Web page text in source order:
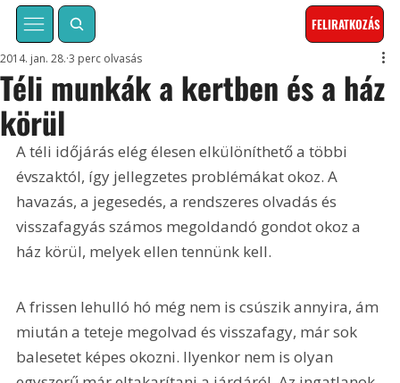
FELIRATKOZÁS
Téli munkák a kertben és a ház
körül
2014. jan. 28. 3 perc olvasás
A téli időjárás elég élesen elkülöníthető a többi
évszaktól, így jellegzetes problémákat okoz. A
havazás, a jegesedés, a rendszeres olvadás és
visszafagyás számos megoldandó gondot okoz a
ház körül, melyek ellen tennünk kell.
A frissen lehulló hó még nem is csúszik annyira, ám
miután a teteje megolvad és visszafagy, már sok
balesetet képes okozni. Ilyenkor nem is olyan